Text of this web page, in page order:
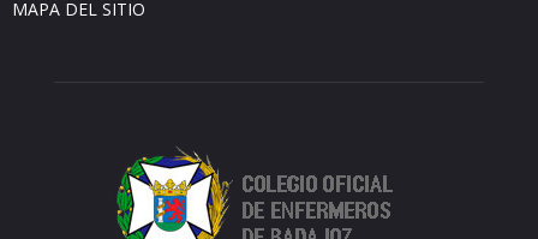
MAPA DEL SITIO